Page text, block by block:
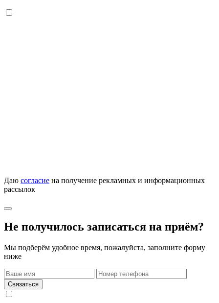
Даю согласие на получение рекламных и информационных
рассылок
Не получилось записаться на приём?
Мы подберём удобное время, пожалуйста, заполните форму
ниже